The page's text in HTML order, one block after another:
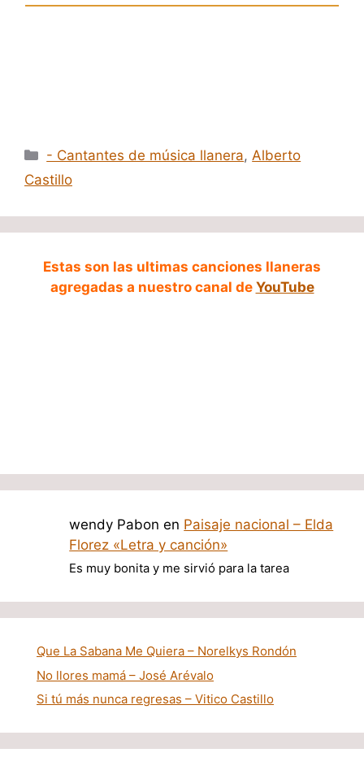
Categorías
- Cantantes de música llanera,Alberto
Castillo
Estas son las ultimas canciones llaneras
agregadas a nuestro canal de YouTube
wendy Pabon en Paisaje nacional – Elda
Florez «Letra y canción»
Es muy bonita y me sirvió para la tarea
Que La Sabana Me Quiera – Norelkys Rondón
No llores mamá – José Arévalo
Si tú más nunca regresas – Vitico Castillo